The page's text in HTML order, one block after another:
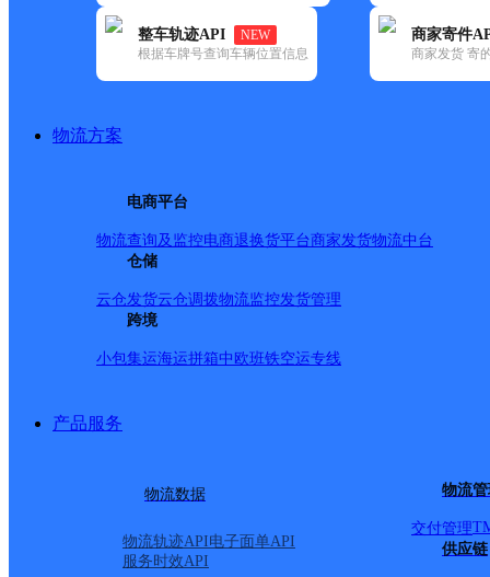
整车轨迹API
NEW
根据车牌号查询车辆位置信息
商家寄件
商家发货 寄
物流方案
电商平台
物流查询及监控电商退换货平台商家发货物流中台
仓储
云仓发货云仓调拨物流监控发货管理
跨境
小包集运海运拼箱中欧班铁空运专线
产品服务
物流数据
物流轨迹API电子面单API
服务时效API
物流
交付管理
供应链
更新时间：2022-07-14 00:00:00
所属快递：韵达速递
所属区域：福建省-泉州市-石狮市
网点地址：中国福建省泉州市石狮市鸿山镇
网点负责人：